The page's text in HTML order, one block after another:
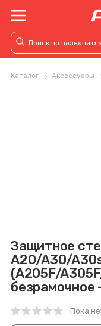
Каталог Аксессуары
Защитное
A20/A30/
(A205F/
Пока